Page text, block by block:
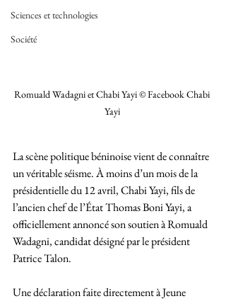
Sciences et technologies
Société
Romuald Wadagni et Chabi Yayi © Facebook Chabi
Yayi
La scène politique béninoise vient de connaître
un véritable séisme. À moins d’un mois de la
présidentielle du 12 avril, Chabi Yayi, fils de
l’ancien chef de l’État Thomas Boni Yayi, a
officiellement annoncé son soutien à Romuald
Wadagni, candidat désigné par le président
Patrice Talon.
Une déclaration faite directement à Jeune